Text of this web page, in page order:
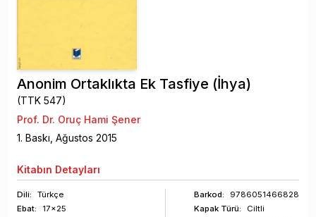
Anonim Ortaklıkta Ek Tasfiye (İhya)
(TTK 547)
Prof. Dr. Oruç Hami Şener
1. Baskı, Ağustos 2015
Kitabın Detayları
Dili:
Türkçe
Ebat:
17x25
Barkod:
9786051466828
Kapak Türü:
Ciltli